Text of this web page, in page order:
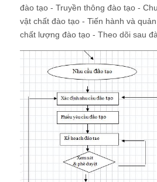
đào tạo - Truyền thông đào tạo -
vật chất đào tạo - Tiến hành và
chất lượng đào tạo - Theo dõi sau